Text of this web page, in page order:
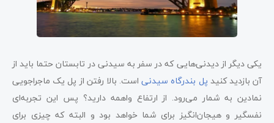
یکی دیگر از دیدنی‌هایی که در سفر به سیدنی در تابستان حتما باید از
آن بازدید کنید پل بندرگاه سیدنیاست. بالا رفتن از پل یک ماجراجویی
نمادین به شمار می‌رود. از ارتفاع واهمه دارید؟ پس این تجربه‌ای
نفسگیر و هیجان‌انگیز برای شما خواهد بود و البته که چیزی برای